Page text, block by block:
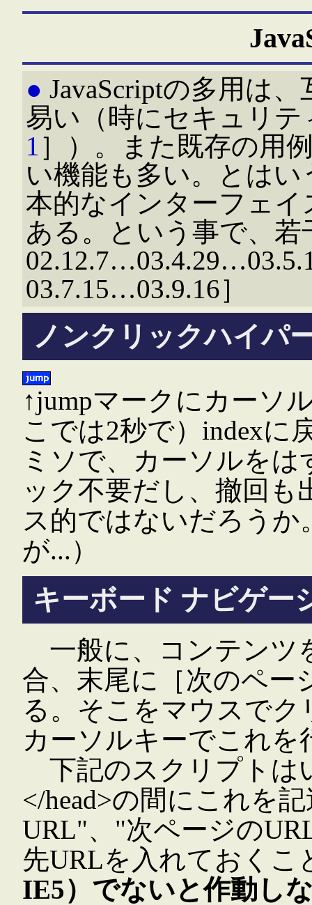
● JavaScriptの多用は
易い（時にセキュリ
1 ］）。また既存の用
い機能も多い。とは
本的なインターフェ
ある。という事で、
03.7.15…03.9.16］
ノンクリックハイパ
↑jumpマークにカーソ
こでは2秒で）indexに
ミソで、カーソルを
ック不要だし、撤回
ス的ではないだろう
が...）
キーボード ナビゲー
一般に、コンテンツ
合、末尾に［次のペー
る。そこをマウスで
カーソルキーでこれを
下記のスクリプトは
</head>の間にこれを
URL"、"次ページの
先URLを入れておくこ
IE5）でないと作動し